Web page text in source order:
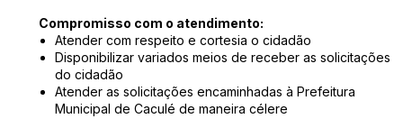
Compromisso com o atendimento:
Atender com respeito e cortesia o cidadão
Disponibilizar variados meios de receber as solicitações
do cidadão
Atender as solicitações encaminhadas à Prefeitura
Municipal de Caculé de maneira célere